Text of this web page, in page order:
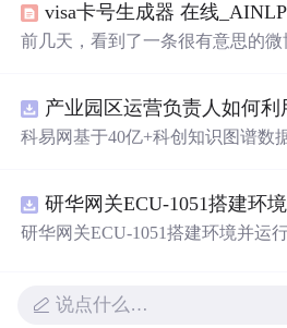
的独特情感，仿佛每个瞬间都因你
繁星，照亮了平凡的日子，让人感
前几天，看到了一条很有意思的
辱骂O网页链接‣ 狗屁不通文章生
接‣ 彩虹屁生成器，夸人难手可马
链接‣ 爱豆翻牌生成器：O网页...
科易网基于40亿+科创知识图谱数
新领域的AI+数智化解决方案，推
智能化发展。
研华网关ECU-1051搭建环境并运
说点什么…